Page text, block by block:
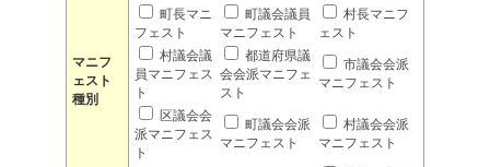
マニフ
ェスト
種別
町長マニ
フェスト
町議会議員
マニフェスト
村長マニフ
ェスト
村議会議
員マニフェス
ト
都道府県議
会会派マニフェ
スト
市議会会派
マニフェスト
区議会会
派マニフェス
ト
町議会会派
マニフェスト
村議会会派
マニフェスト